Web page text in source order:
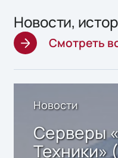
Новости,
Смотреть
Новости
Серверы
Техники»